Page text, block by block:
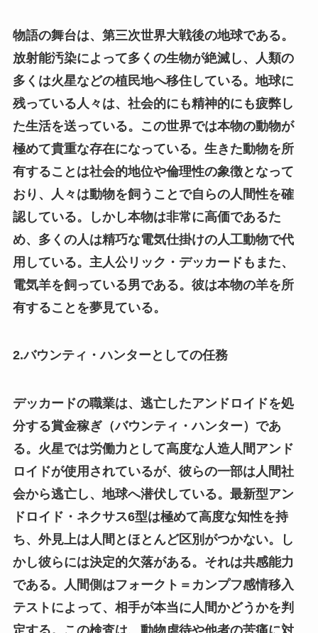
物語の舞台は、第三次世界大戦後の地球である。
放射能汚染によって多くの生物が絶滅し、人類の
多くは火星などの植民地へ移住している。地球に
残っている人々は、社会的にも精神的にも疲弊し
た生活を送っている。この世界では本物の動物が
極めて貴重な存在になっている。生きた動物を所
有することは社会的地位や倫理性の象徴となって
おり、人々は動物を飼うことで自らの人間性を確
認している。しかし本物は非常に高価であるた
め、多くの人は精巧な電気仕掛けの人工動物で代
用している。主人公リック・デッカードもまた、
電気羊を飼っている男である。彼は本物の羊を所
有することを夢見ている。
2.バウンティ・ハンターとしての任務
デッカードの職業は、逃亡したアンドロイドを処
分する賞金稼ぎ（バウンティ・ハンター）であ
る。火星では労働力として高度な人造人間アンド
ロイドが使用されているが、彼らの一部は人間社
会から逃亡し、地球へ潜伏している。最新型アン
ドロイド・ネクサス6型は極めて高度な知性を持
ち、外見上は人間とほとんど区別がつかない。し
かし彼らには決定的欠落がある。それは共感能力
である。人間側はフォークト＝カンプフ感情移入
テストによって、相手が本当に人間かどうかを判